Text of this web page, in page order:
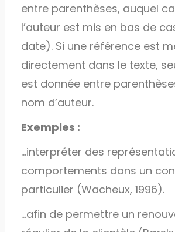
entre parenthèses, auquel
l’auteur est mis en bas de
date). Si une référence est
directement dans le texte,
est donnée entre
nom d’auteur.
Exemples :
…interpréter des
comportements dans un
particulier (Wacheux, 1996).
…afin de permettre un